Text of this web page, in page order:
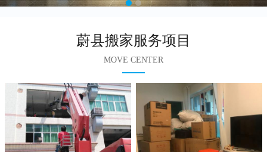
蔚县搬家服务项目
MOVE CENTER